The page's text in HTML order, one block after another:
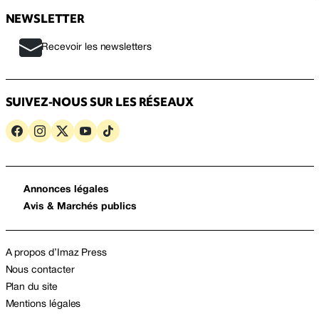
NEWSLETTER
Recevoir les newsletters
SUIVEZ-NOUS SUR LES RÉSEAUX
Annonces légales
Avis & Marchés publics
A propos d’Imaz Press
Nous contacter
Plan du site
Mentions légales